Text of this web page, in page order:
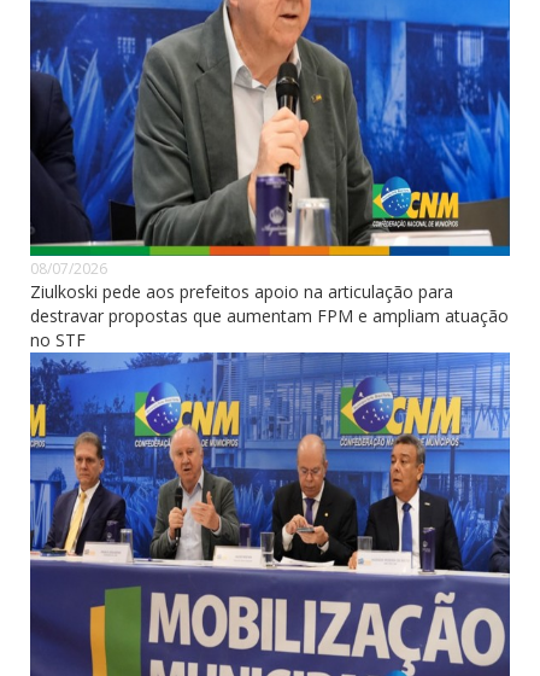
08/07/2026
Ziulkoski pede aos prefeitos apoio na articulação para
destravar propostas que aumentam FPM e ampliam atuação
no STF